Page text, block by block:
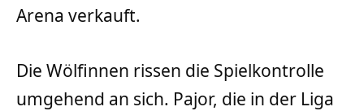
Arena verkauft.
Die Wölfinnen rissen die Spielkontrolle
umgehend an sich. Pajor, die in der Liga